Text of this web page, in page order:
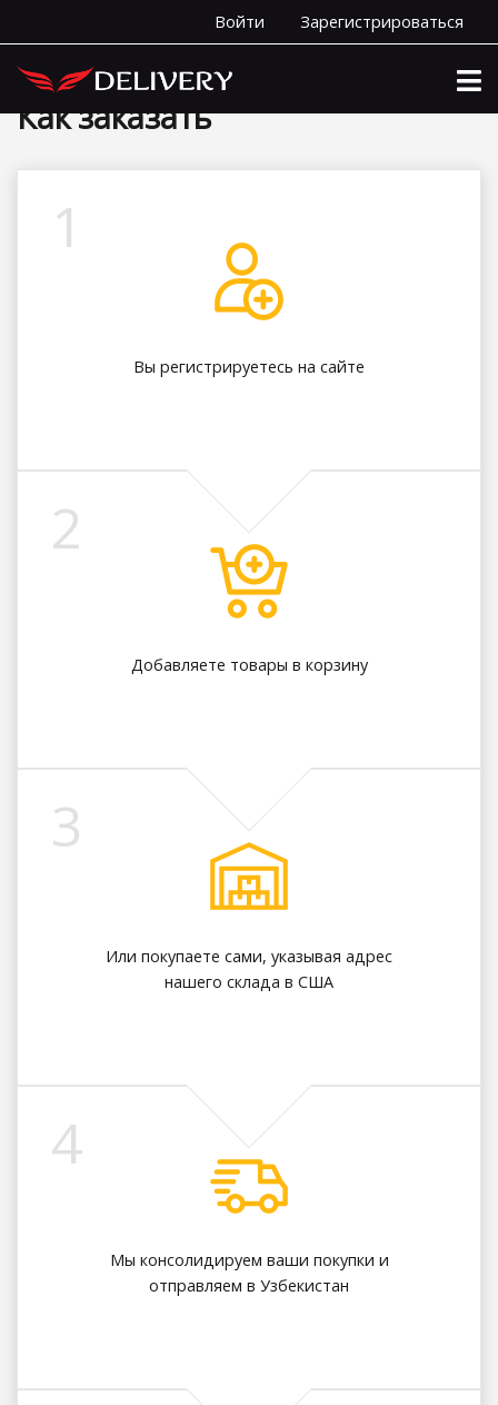
Войти Зарегистрироваться
Как заказать
1
Вы регистрируетесь на сайте
2
Добавляете товары в корзину
3
Или покупаете сами, указывая адрес
нашего склада в США
4
Мы консолидируем ваши покупки и
отправляем в Узбекистан